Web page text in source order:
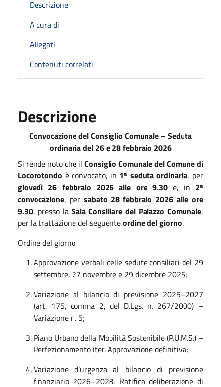
Descrizione
A cura di
Allegati
Contenuti correlati
Descrizione
Convocazione del Consiglio Comunale – Seduta
ordinaria del 26 e 28 febbraio 2026
Si rende noto che il Consiglio Comunale delComune di
Locorotondo è convocato, in 1ª seduta ordinaria, per
giovedì 26 febbraio 2026 alle ore 9.30 e, in 2ª
convocazione, per sabato 28 febbraio 2026 alle ore
9.30, presso la Sala Consiliare del Palazzo Comunale,
per la trattazione del seguenteordine del giorno.
Ordine del giorno
Approvazione verbali delle sedute consiliari del 29
settembre, 27 novembre e 29 dicembre 2025;
Variazione al bilancio di previsione 2025–2027
(art. 175, comma 2, del D.Lgs. n. 267/2000) –
Variazione n. 5;
Piano Urbano della Mobilità Sostenibile (P.U.M.S.) –
Perfezionamento iter. Approvazione definitiva;
Variazione d’urgenza al bilancio di previsione
finanziario 2026–2028. Ratifica deliberazione di